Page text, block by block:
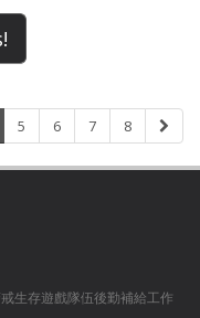
5 6 7 8
生存遊戲隊伍後勤補給工作